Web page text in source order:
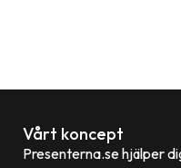
Vårt koncept
Presenterna.se hjälper